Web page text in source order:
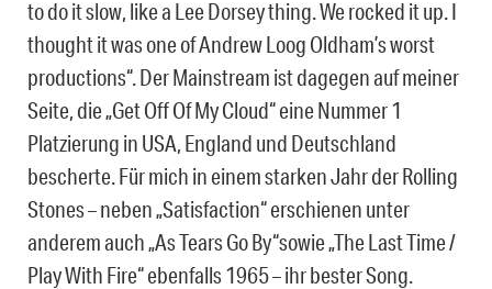
to do it slow, like a Lee Dorsey thing. We rocked it up. I
thought it was one of Andrew Loog Oldham’s worst
productions“. Der Mainstream ist dagegen auf meiner
Seite, die „Get Off Of My Cloud“ eine Nummer 1
Platzierung in USA, England und Deutschland
bescherte. Für mich in einem starken Jahr der Rolling
Stones – neben „Satisfaction“ erschienen unter
anderem auch „As Tears Go By“sowie „The Last Time /
Play With Fire“ ebenfalls 1965 – ihr bester Song.